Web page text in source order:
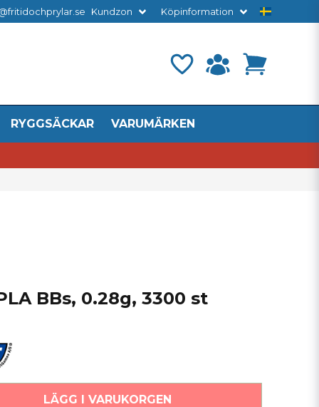
Kundzon Köpinformation
RYGGSÄCKAR VARUMÄRKEN
BBs, 0.28g, 3300 st
LÄGG I VARUKORGEN